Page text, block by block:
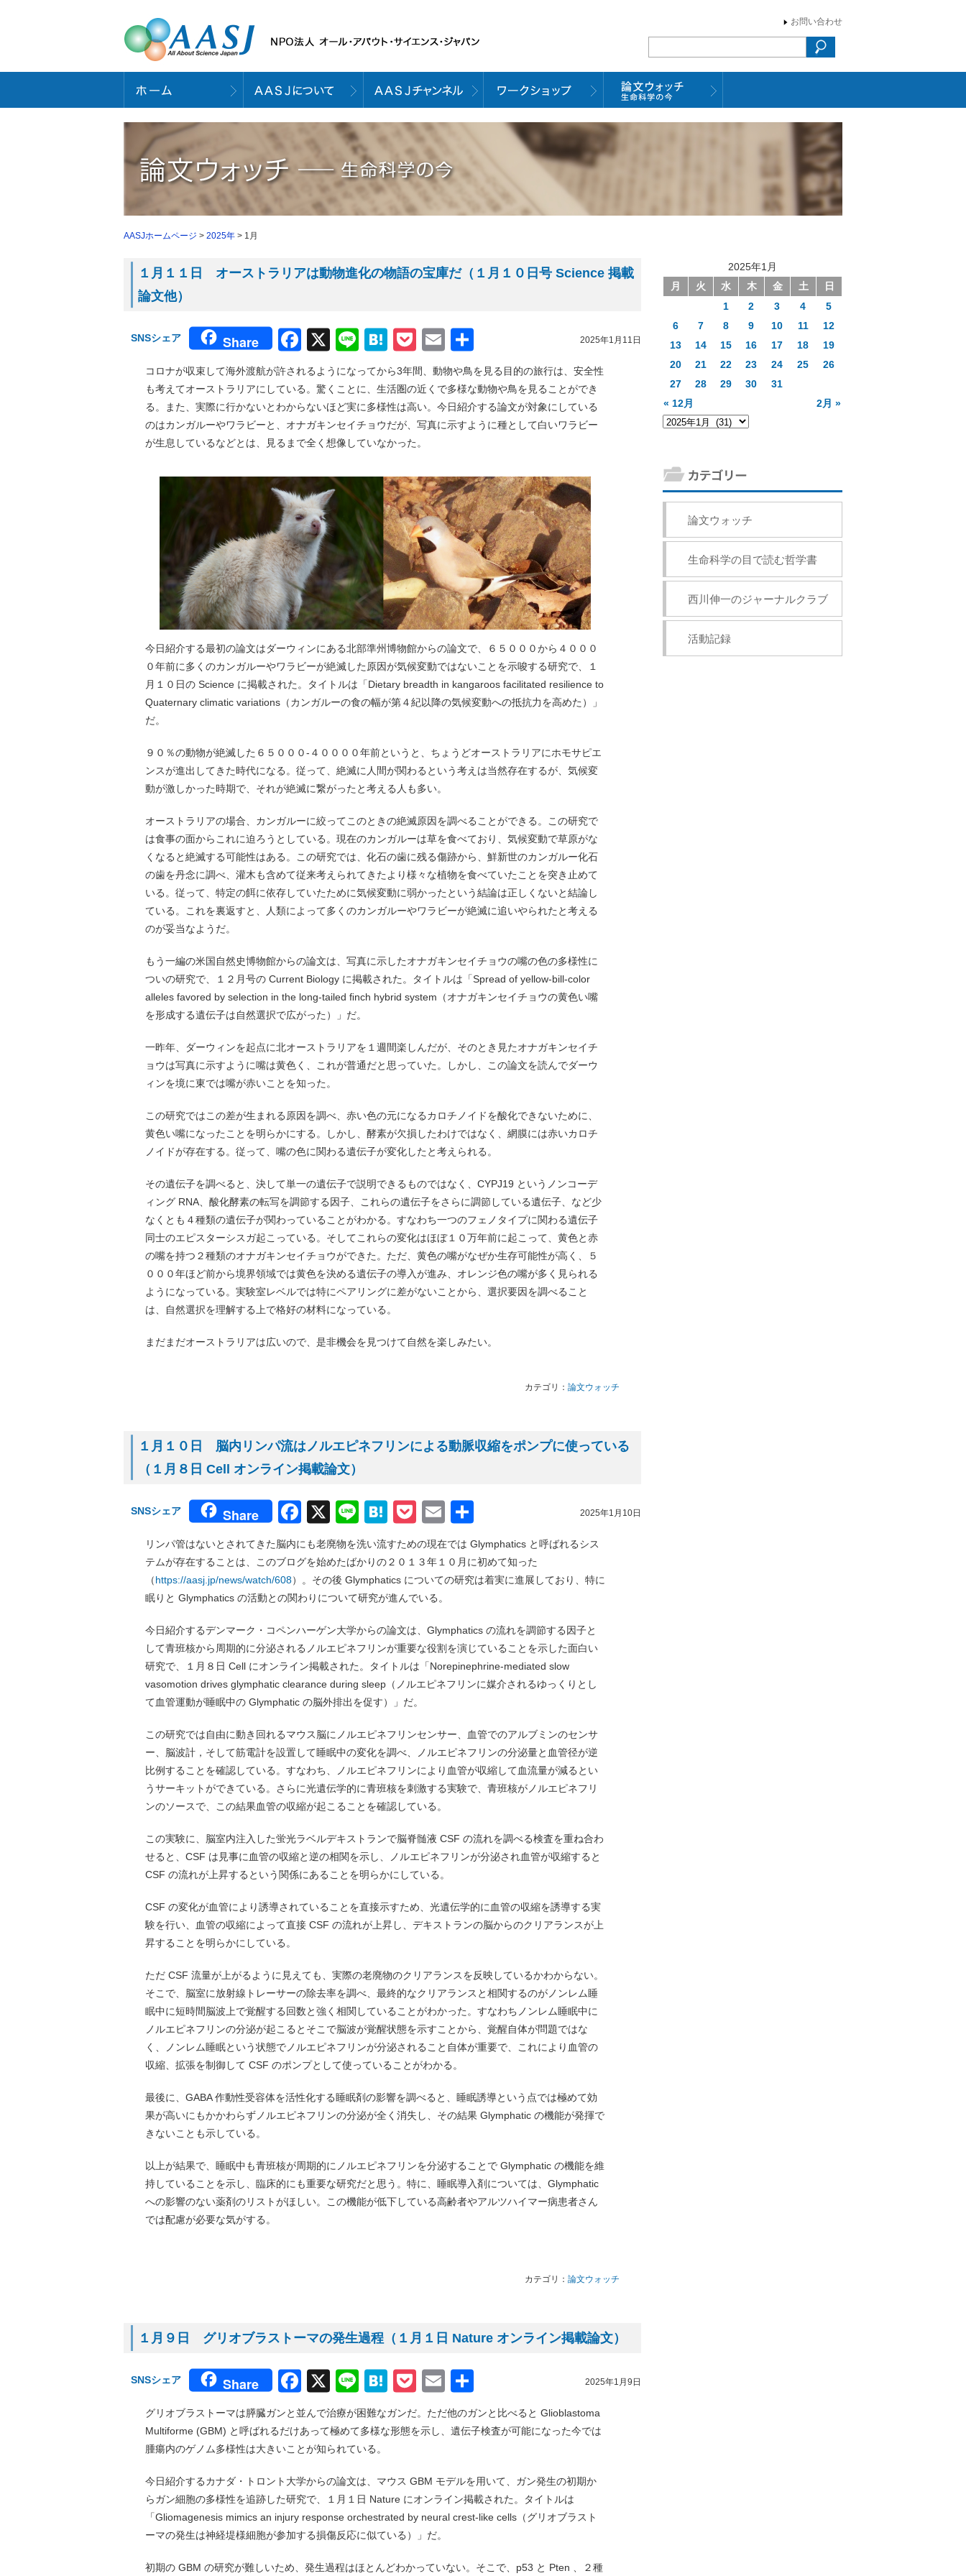
お問い合わせ
AASJホームページ > 2025年 > 1月
１月１１日 オーストラリアは動物進化の物語の宝庫だ（１月１０日号 Science 掲載
論文他）
2025年1月11日
SNSシェア Share Facebook
X LineHatena
Pocket
Email
有
コロナが収束して海外渡航が許されるようになってから3年間、動物や鳥を見る目的の旅行は、安全性
も考えてオーストラリアにしている。驚くことに、生活圏の近くで多様な動物や鳥を見ることができ
る。また、実際に行かないとわからないほど実に多様性は高い。今日紹介する論文が対象にしている
のはカンガルーやワラビーと、オナガキンセイチョウだが、写真に示すように種として白いワラビー
が生息しているなどとは、見るまで全く想像していなかった。
今日紹介する最初の論文はダーウィンにある北部準州博物館からの論文で、６５０００から４０００
０年前に多くのカンガルーやワラビーが絶滅した原因が気候変動ではないことを示唆する研究で、１
月１０日の Science に掲載された。タイトルは「Dietary breadth in kangaroos facilitated resilience to
Quaternary climatic variations（カンガルーの食の幅が第４紀以降の気候変動への抵抗力を高めた）」
だ。
９０％の動物が絶滅した６５０００-４００００年前というと、ちょうどオーストラリアにホモサピエ
ンスが進出してきた時代になる。従って、絶滅に人間が関わるという考えは当然存在するが、気候変
動が激しかった時期で、それが絶滅に繋がったと考える人も多い。
オーストラリアの場合、カンガルーに絞ってこのときの絶滅原因を調べることができる。この研究で
は食事の面からこれに迫ろうとしている。現在のカンガルーは草を食べており、気候変動で草原がな
くなると絶滅する可能性はある。この研究では、化石の歯に残る傷跡から、鮮新世のカンガルー化石
の歯を丹念に調べ、灌木も含めて従来考えられてきたより様々な植物を食べていたことを突き止めて
いる。従って、特定の餌に依存していたために気候変動に弱かったという結論は正しくないと結論し
ている。これを裏返すと、人類によって多くのカンガルーやワラビーが絶滅に追いやられたと考える
のが妥当なようだ。
もう一編の米国自然史博物館からの論文は、写真に示したオナガキンセイチョウの嘴の色の多様性に
ついの研究で、１２月号の Current Biology に掲載された。タイトルは「Spread of yellow-bill-color
alleles favored by selection in the long-tailed ﬁnch hybrid system（オナガキンセイチョウの黄色い嘴
を形成する遺伝子は自然選択で広がった）」だ。
一昨年、ダーウィンを起点に北オーストラリアを１週間楽しんだが、そのとき見たオナガキンセイチ
ョウは写真に示すように嘴は黄色く、これが普通だと思っていた。しかし、この論文を読んでダーウ
ィンを境に東では嘴が赤いことを知った。
この研究ではこの差が生まれる原因を調べ、赤い色の元になるカロチノイドを酸化できないために、
黄色い嘴になったことを明らかにする。しかし、酵素が欠損したわけではなく、網膜には赤いカロチ
ノイドが存在する。従って、嘴の色に関わる遺伝子が変化したと考えられる。
その遺伝子を調べると、決して単一の遺伝子で説明できるものではなく、CYPJ19 というノンコーデ
ィング RNA、酸化酵素の転写を調節する因子、これらの遺伝子をさらに調節している遺伝子、など少
なくとも４種類の遺伝子が関わっていることがわかる。すなわち一つのフェノタイプに関わる遺伝子
同士のエピスターシスガ起こっている。そしてこれらの変化はほぼ１０万年前に起こって、黄色と赤
の嘴を持つ２種類のオナガキンセイチョウができた。ただ、黄色の嘴がなぜか生存可能性が高く、５
０００年ほど前から境界領域では黄色を決める遺伝子の導入が進み、オレンジ色の嘴が多く見られる
ようになっている。実験室レベルでは特にペアリングに差がないことから、選択要因を調べること
は、自然選択を理解する上で格好の材料になっている。
まだまだオーストラリアは広いので、是非機会を見つけて自然を楽しみたい。
カテゴリ： 論文ウォッチ
１月１０日 脳内リンパ流はノルエピネフリンによる動脈収縮をポンプに使っている
（１月８日 Cell オンライン掲載論文）
2025年1月10日
SNSシェア Share Facebook
X LineHatena
Pocket
Email
有
リンパ管はないとされてきた脳内にも老廃物を洗い流すための現在では Glymphatics と呼ばれるシス
テムが存在することは、このブログを始めたばかりの２０１３年１０月に初めて知った
（https://aasj.jp/news/watch/608）。その後 Glymphatics についての研究は着実に進展しており、特に
眠りと Glymphatics の活動との関わりについて研究が進んでいる。
今日紹介するデンマーク・コペンハーゲン大学からの論文は、Glymphatics の流れを調節する因子と
して青班核から周期的に分泌されるノルエピネフリンが重要な役割を演じていることを示した面白い
研究で、１月８日 Cell にオンライン掲載された。タイトルは「Norepinephrine-mediated slow
vasomotion drives glymphatic clearance during sleep（ノルエピネフリンに媒介されるゆっくりとし
て血管運動が睡眠中の Glymphatic の脳外排出を促す）」だ。
この研究では自由に動き回れるマウス脳にノルエピネフリンセンサー、血管でのアルブミンのセンサ
ー、脳波計，そして筋電計を設置して睡眠中の変化を調べ、ノルエピネフリンの分泌量と血管径が逆
比例することを確認している。すなわち、ノルエピネフリンにより血管が収縮して血流量が減るとい
うサーキットができている。さらに光遺伝学的に青班核を刺激する実験で、青班核がノルエピネフリ
ンのソースで、この結果血管の収縮が起こることを確認している。
この実験に、脳室内注入した蛍光ラベルデキストランで脳脊髄液 CSF の流れを調べる検査を重ね合わ
せると、CSF は見事に血管の収縮と逆の相関を示し、ノルエピネフリンが分泌され血管が収縮すると
CSF の流れが上昇するという関係にあることを明らかにしている。
CSF の変化が血管により誘導されていることを直接示すため、光遺伝学的に血管の収縮を誘導する実
験を行い、血管の収縮によって直接 CSF の流れが上昇し、デキストランの脳からのクリアランスが上
昇することを明らかにしている。
ただ CSF 流量が上がるように見えても、実際の老廃物のクリアランスを反映しているかわからない。
そこで、脳室に放射線トレーサーの除去率を調べ、最終的なクリアランスと相関するのがノンレム睡
眠中に短時間脳波上で覚醒する回数と強く相関していることがわかった。すなわちノンレム睡眠中に
ノルエピネフリンの分泌が起こるとそこで脳波が覚醒状態を示すことから、覚醒自体が問題ではな
く、ノンレム睡眠という状態でノルエピネフリンが分泌されること自体が重要で、これにより血管の
収縮、拡張を制御して CSF のポンプとして使っていることがわかる。
最後に、GABA 作動性受容体を活性化する睡眠剤の影響を調べると、睡眠誘導という点では極めて効
果が高いにもかかわらずノルエピネフリンの分泌が全く消失し、その結果 Glymphatic の機能が発揮で
きないことも示している。
以上が結果で、睡眠中も青班核が周期的にノルエピネフリンを分泌することで Glymphatic の機能を維
持していることを示し、臨床的にも重要な研究だと思う。特に、睡眠導入剤については、Glymphatic
への影響のない薬剤のリストがほしい。この機能が低下している高齢者やアルツハイマー病患者さん
では配慮が必要な気がする。
カテゴリ： 論文ウォッチ
１月９日 グリオブラストーマの発生過程（１月１日 Nature オンライン掲載論文）
2025年1月9日
SNSシェア Share Facebook
X LineHatena
Pocket
Email
有
グリオブラストーマは膵臓ガンと並んで治療が困難なガンだ。ただ他のガンと比べると Glioblastoma
Multiforme (GBM) と呼ばれるだけあって極めて多様な形態を示し、遺伝子検査が可能になった今では
腫瘍内のゲノム多様性は大きいことが知られている。
今日紹介するカナダ・トロント大学からの論文は、マウス GBM モデルを用いて、ガン発生の初期か
らガン細胞の多様性を追跡した研究で、１月１日 Nature にオンライン掲載された。タイトルは
「Gliomagenesis mimics an injury response orchestrated by neural crest-like cells（グリオブラスト
ーマの発生は神経堤様細胞が参加する損傷反応に似ている）」だ。
初期の GBM の研究が難しいため、発生過程はほとんどわかっていない。そこで、p53 と Pten 、２種
2025年1月
月
火 水 木 金 土 日
« 12月 2月 »
1 2 3 4
5
6
7 8 9 10 11
12
13
14 15 16 17 18
19
20
21 22 23 24 25
26
27
28 29 30 31
論文ウォッチ
生命科学の目で読む哲学書
西川伸一のジャーナルクラブ
活動記録